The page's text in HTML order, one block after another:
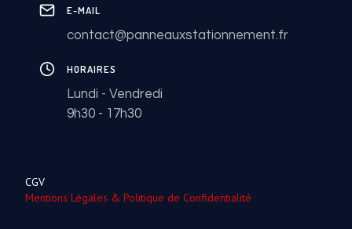
E-MAIL
contact@panneauxstationnement.fr
HORAIRES
Lundi - Vendredi
9h30 - 17h30
CGV
Mentions Légales & Politique de Confidentialité